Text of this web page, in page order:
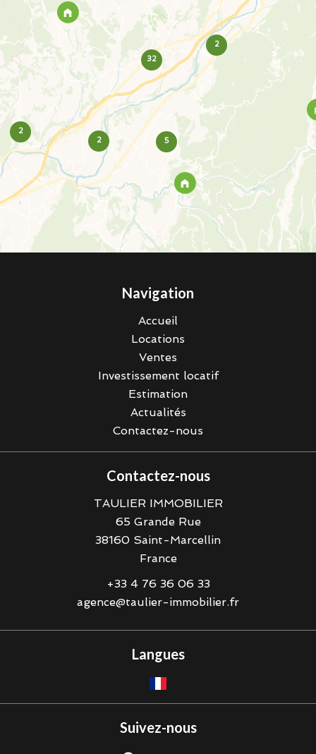
2
2
5
2
32
Navigation
Accueil
Locations
Ventes
Investissement locatif
Estimation
Actualités
Contactez-nous
Contactez-nous
TAULIER IMMOBILIER
65 Grande Rue
38160 Saint-Marcellin
France
+33 4 76 36 06 33
agence@taulier-immobilier.fr
Langues
Suivez-nous